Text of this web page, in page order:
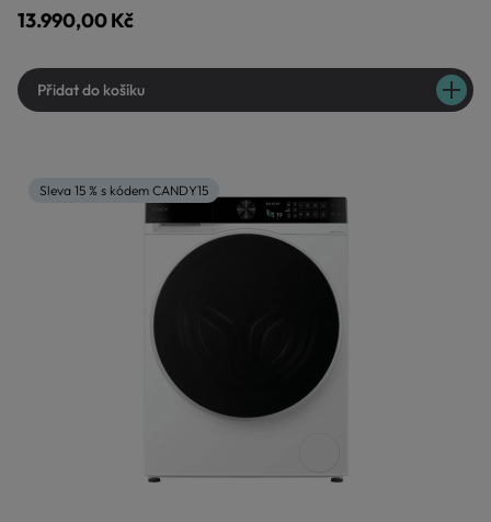
13.990,00 Kč
Přidat do košíku
Sleva 15 % s kódem CANDY15